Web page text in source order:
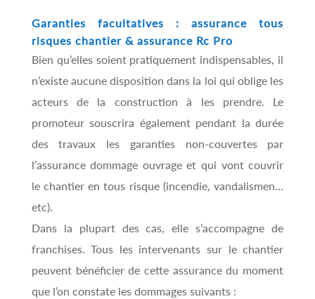
Garanties facultatives : assurance tous
risques chantier & assurance Rc Pro
Bien qu’elles soient pratiquement indispensables, il
n’existe aucune disposition dans la loi qui oblige les
acteurs de la construction à les prendre. Le
promoteur souscrira également pendant la durée
des travaux les garanties non-couvertes par
l’assurance dommage ouvrage et qui vont couvrir
le chantier en tous risque (incendie, vandalismen…
etc).
Dans la plupart des cas, elle s’accompagne de
franchises. Tous les intervenants sur le chantier
peuvent bénéficier de cette assurance du moment
que l’on constate les dommages suivants :